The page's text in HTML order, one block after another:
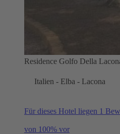
Residence Golfo Della
Italien - Elba - Lacona
Für dieses Hotel liegen 1
von 100% vor